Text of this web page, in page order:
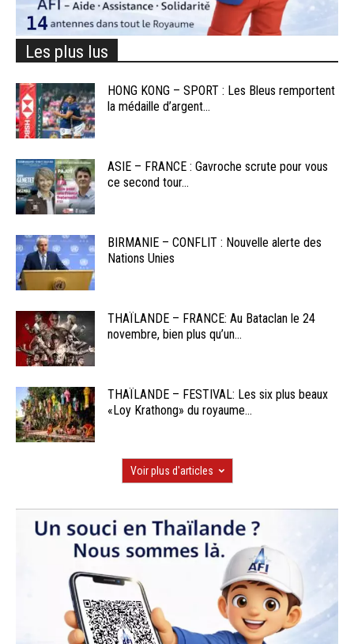
Les plus lus
HONG KONG – SPORT : Les Bleus remportent
la médaille d’argent...
ASIE – FRANCE : Gavroche scrute pour vous
ce second tour...
BIRMANIE – CONFLIT : Nouvelle alerte des
Nations Unies
THAÏLANDE – FRANCE: Au Bataclan le 24
novembre, bien plus qu’un...
THAÏLANDE – FESTIVAL: Les six plus beaux
«Loy Krathong» du royaume...
Voir plus d'articles